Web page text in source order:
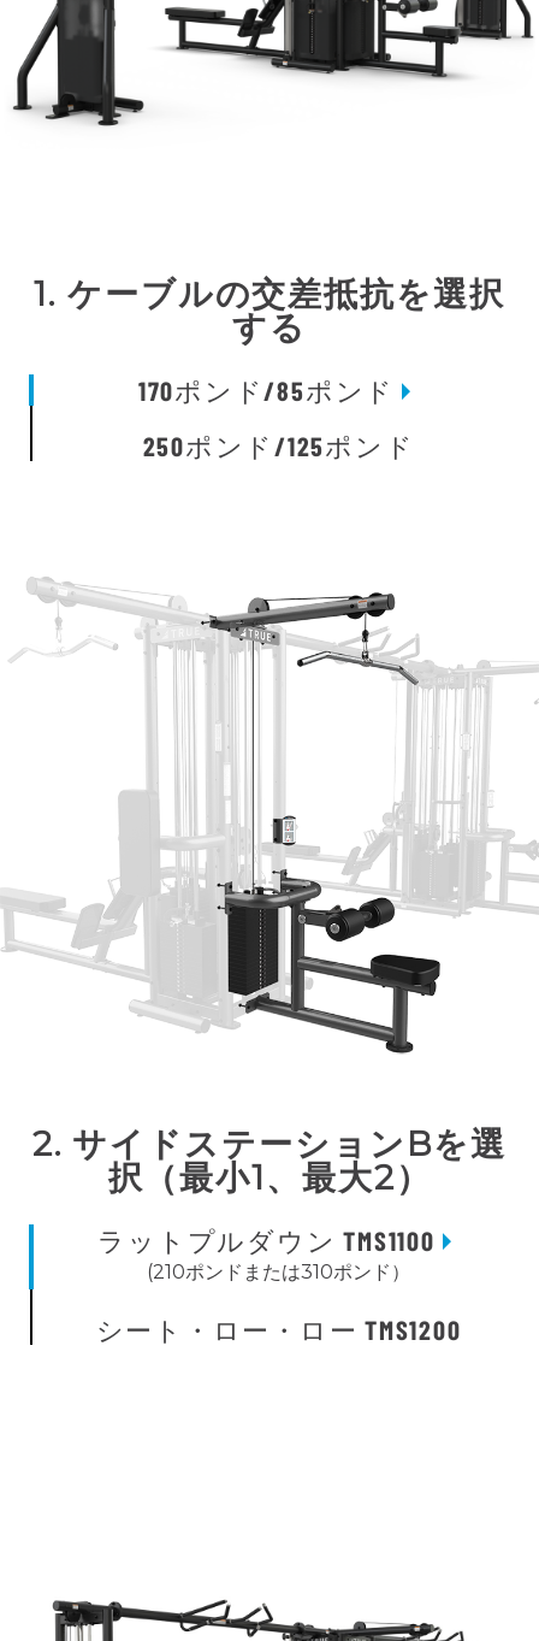
1. ケーブルの交差抵抗を選択
する
170ポンド/85ポンド
250ポンド/125ポンド
2. サイドステーションBを選
択（最小1、最大2）
ラットプルダウン TMS1100
(210ポンドまたは310ポンド）
シート・ロー・ロー TMS1200